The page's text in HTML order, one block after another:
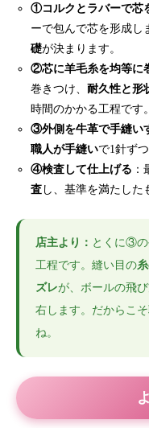
①コルクとラバーで芯
ーで包んで芯を形成し
礎が決まります。
②芯に羊毛糸を均等に
巻きつけ、耐久性と形
時間のかかる工程です。
③外側を牛革で手縫い
職人が手縫いで1針ず
④検査して仕上げる
査 し、基準を満たした
店主より： とくに③の
工程です。縫い目の
ズレが、ボールの飛
右します。だからこ
ね。